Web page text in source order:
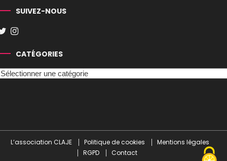
SUIVEZ-NOUS
CATÉGORIES
L’association CLAJE Politique de cookies
Mentions légales
RGPD
Contact